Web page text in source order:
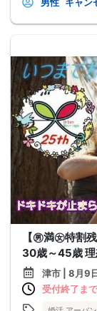
【㊚満㊛特割
30歳～45歳 理
津市 | 8月9
受付終了ま